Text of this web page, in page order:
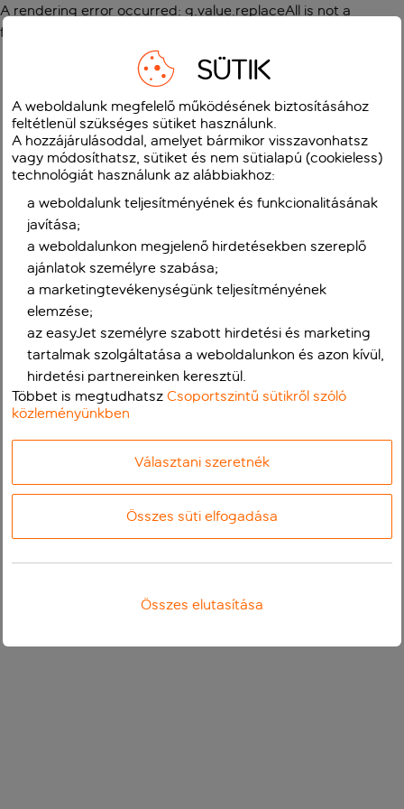
A rendering error occurred: g.value.replaceAll is not a
function
SÜTIK
A weboldalunk megfelelő működésének biztosításához
feltétlenül szükséges sütiket használunk.
A hozzájárulásoddal, amelyet bármikor visszavonhatsz
vagy módosíthatsz, sütiket és nem sütialapú (cookieless)
technológiát használunk az alábbiakhoz:
a weboldalunk teljesítményének és funkcionalitásának
javítása;
a weboldalunkon megjelenő hirdetésekben szereplő
ajánlatok személyre szabása;
a marketingtevékenységünk teljesítményének
elemzése;
az easyJet személyre szabott hirdetési és marketing
tartalmak szolgáltatása a weboldalunkon és azon kívül,
hirdetési partnereinken keresztül.
Többet is megtudhatszCsoportszintű sütikről szóló
közleményünkben
Választani szeretnék
Összes süti elfogadása
Összes elutasítása